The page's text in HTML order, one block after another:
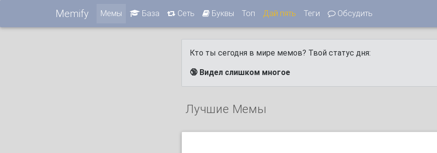
Memify Мемы База Сеть Буквы Топ Дай пять Теги Обсудить
Кто ты сегодня в мире мемов? Твой статус дня:
🔞 Видел слишком многое
Лучшие Мемы